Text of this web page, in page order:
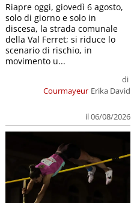
Courmayeur
di
Erika David
il 06/08/2026
Riapre oggi, giovedì 6 agosto,
solo di giorno e solo in
discesa, la strada comunale
della Val Ferret; si riduce lo
scenario di rischio, in
movimento u...